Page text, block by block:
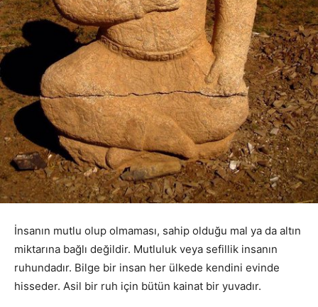
İnsanın mutlu olup olmaması, sahip olduğu mal ya da altın
miktarına bağlı değildir. Mutluluk veya sefillik insanın
ruhundadır. Bilge bir insan her ülkede kendini evinde
hisseder. Asil bir ruh için bütün kainat bir yuvadır.